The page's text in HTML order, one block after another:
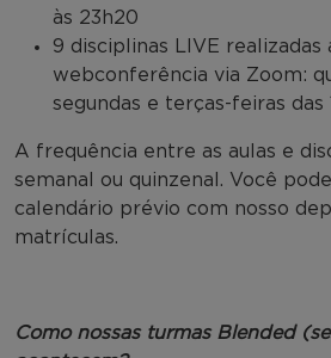
às 23h20
9 disciplinas LIVE realizadas
webconferência via Zoom:
segundas e terças-feiras das
A frequência entre as aulas e
semanal ou quinzenal. Você
calendário prévio com nosso
matrículas.
Como nossas turmas Blended